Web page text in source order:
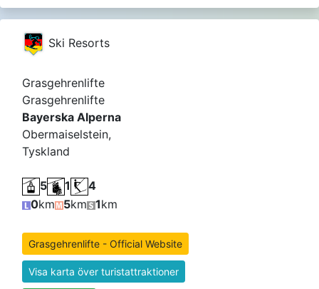
Ski Resorts
Grasgehrenlifte
Grasgehrenlifte
Bayerska Alperna
Obermaiselstein,
Tyskland
5 1
4
0km 5km 1km
Grasgehrenlifte - Official Website
Visa karta över turistattraktioner